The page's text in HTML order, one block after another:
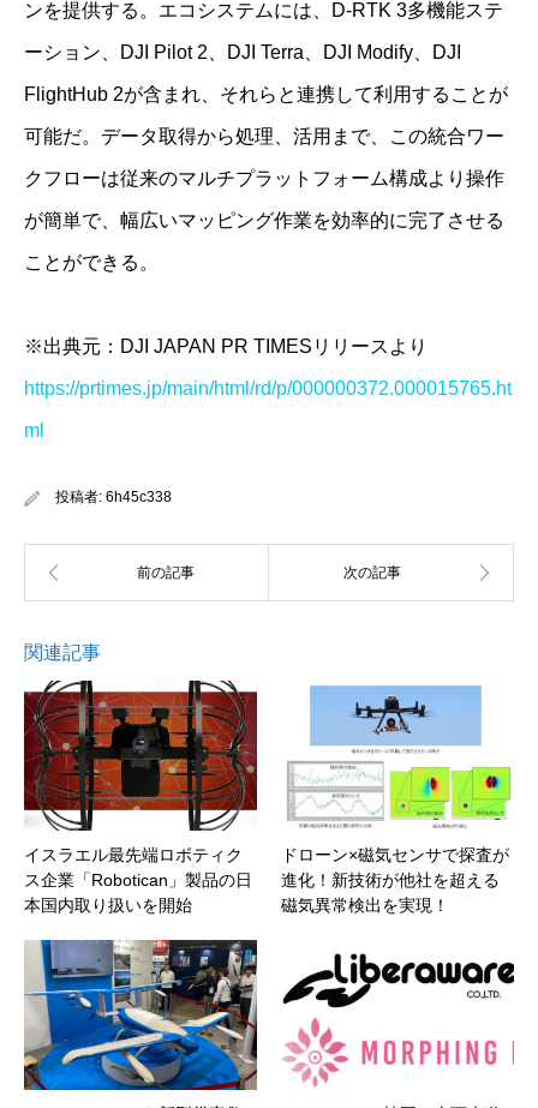
ンを提供する。エコシステムには、D-RTK 3多機能ステ
ーション、DJI Pilot 2、DJI Terra、DJI Modify、DJI
FlightHub 2が含まれ、それらと連携して利用することが
可能だ。データ取得から処理、活用まで、この統合ワー
クフローは従来のマルチプラットフォーム構成より操作
が簡単で、幅広いマッピング作業を効率的に完了させる
ことができる。
※出典元：DJI JAPAN PR TIMESリリースより
https://prtimes.jp/main/html/rd/p/000000372.000015765.ht
ml
投稿者: 6h45c338
関連記事
イスラエル最先端ロボティク
ス企業「Robotican」製品の日
本国内取り扱いを開始
ドローン×磁気センサで探査が
進化！新技術が他社を超える
磁気異常検出を実現！